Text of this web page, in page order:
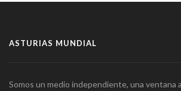
ASTURIAS MUNDIAL
Somos un medio independiente, una ventana